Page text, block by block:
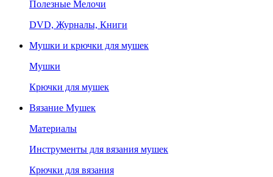
Полезные Мелочи
DVD, Журналы, Книги
Мушки и крючки для мушек
Мушки
Крючки для мушек
Вязание Мушек
Материалы
Инструменты для вязания мушек
Крючки для вязания